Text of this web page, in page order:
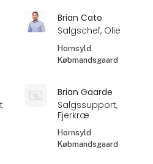
Brian Cato
Salgschef, Olie
Hornsyld
Købmandsgaard
Brian Gaarde
Salgssupport,
Fjerkræ
Hornsyld
Købmandsgaard